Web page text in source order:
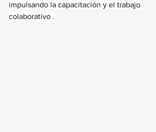
impulsando la capacitación y el trabajo
colaborativo .